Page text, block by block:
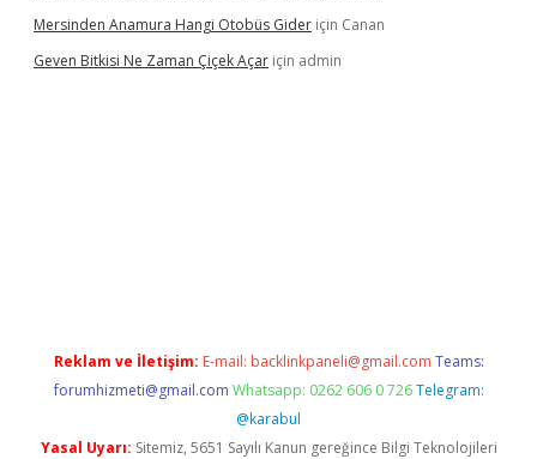
Mersinden Anamura Hangi Otobüs Gider için Canan
Geven Bitkisi Ne Zaman Çiçek Açar için admin
Reklam ve İletişim: E-mail: backlinkpaneli@gmail.com Teams:
forumhizmeti@gmail.com Whatsapp: 0262 606 0 726 Telegram:
@karabul
Yasal Uyarı: Sitemiz, 5651 Sayılı Kanun gereğince Bilgi Teknolojileri